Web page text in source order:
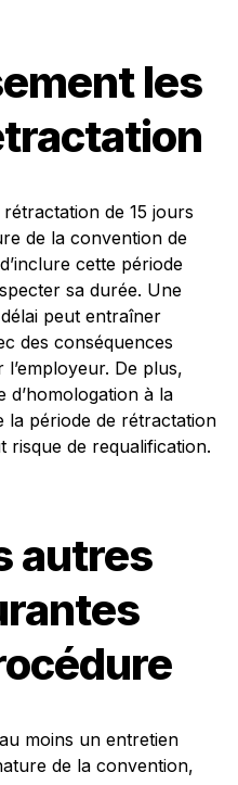
les
de 15 jours
de la convention de
cette période
sa durée. Une
peut entraîner
des conséquences
De plus,
d’homologation à la
la période de rétractation
risque de requalification.
autres
moins un entretien
de la convention,